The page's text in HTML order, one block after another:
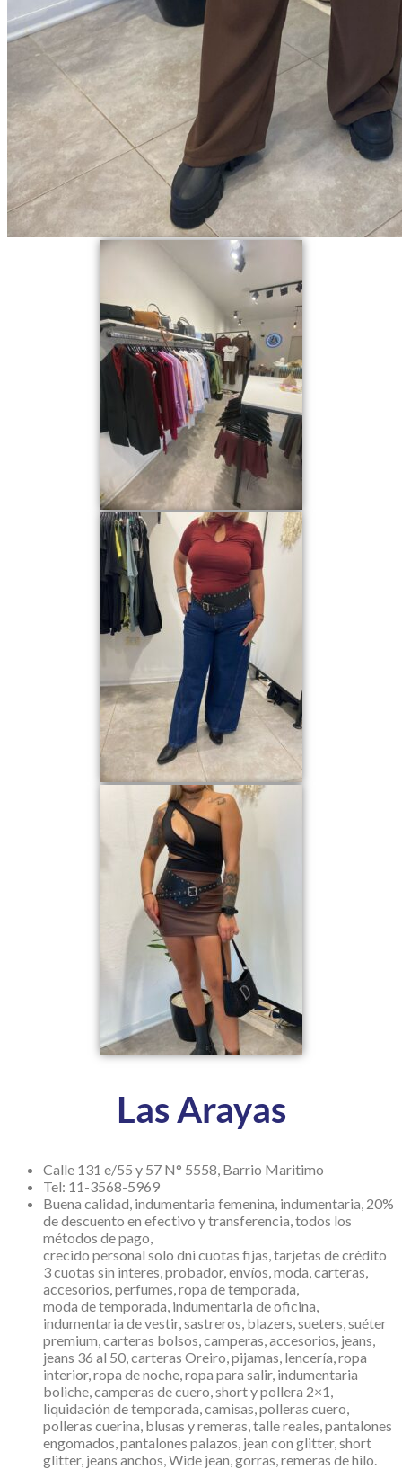
Las Arayas
Calle 131 e/55 y 57 N° 5558, Barrio Maritimo
Tel: 11-3568-5969
Buena calidad, indumentaria femenina, indumentaria, 20%
de descuento en efectivo y transferencia, todos los
métodos de pago,
crecido personal solo dni cuotas fijas, tarjetas de crédito
3 cuotas sin interes, probador, envíos, moda, carteras,
accesorios, perfumes, ropa de temporada,
moda de temporada, indumentaria de oficina,
indumentaria de vestir, sastreros, blazers, sueters, suéter
premium, carteras bolsos, camperas, accesorios, jeans,
jeans 36 al 50, carteras Oreiro, pijamas, lencería, ropa
interior, ropa de noche, ropa para salir, indumentaria
boliche, camperas de cuero, short y pollera 2×1,
liquidación de temporada, camisas, polleras cuero,
polleras cuerina, blusas y remeras, talle reales, pantalones
engomados, pantalones palazos, jean con glitter, short
glitter, jeans anchos, Wide jean, gorras, remeras de hilo.